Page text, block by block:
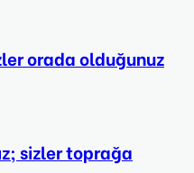
orada olduğunuz
sizler toprağa